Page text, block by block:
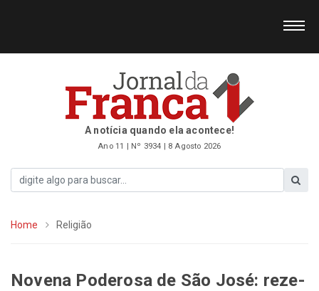
A notícia quando ela acontece!
Ano 11 | Nº 3934 | 8 Agosto 2026
Home Religião
Novena Poderosa de São José: reze-